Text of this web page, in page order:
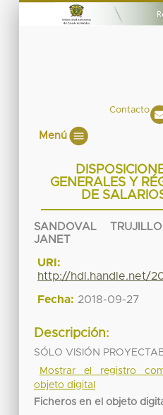
Contacto
Menú
GENERALES Y
DE
SANDOVAL
JANET
URI:
http://hdl.handle.net/
Fecha: 2018-09-27
Descripción:
SÓLO VISIÓN
Mostrar el registro
objeto digital
Ficheros en el objeto